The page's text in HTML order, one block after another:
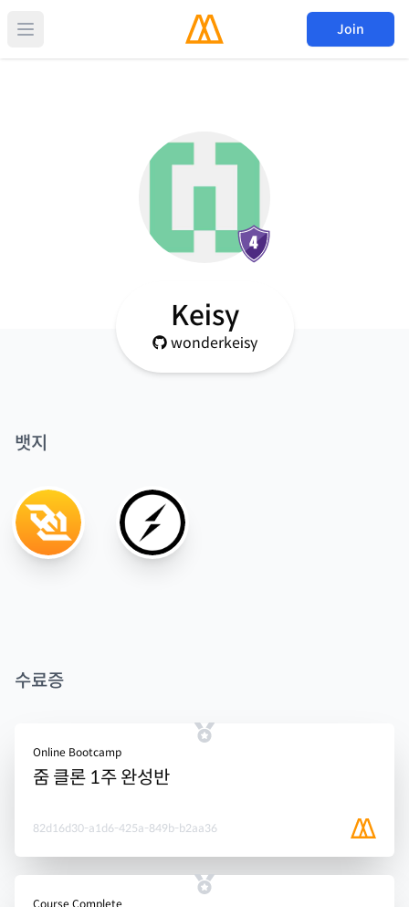
Join
Keisy
wonderkeisy
뱃지
수료증
Online Bootcamp
줌 클론 1주 완성반
82d16d30-a1d6-425a-849b-b2aa36
Course Complete